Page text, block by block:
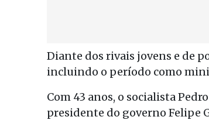
Diante dos rivais jovens e de
incluindo o período como
Com 43 anos, o socialista
presidente do governo Felipe